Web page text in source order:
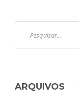
ARQUIVOS